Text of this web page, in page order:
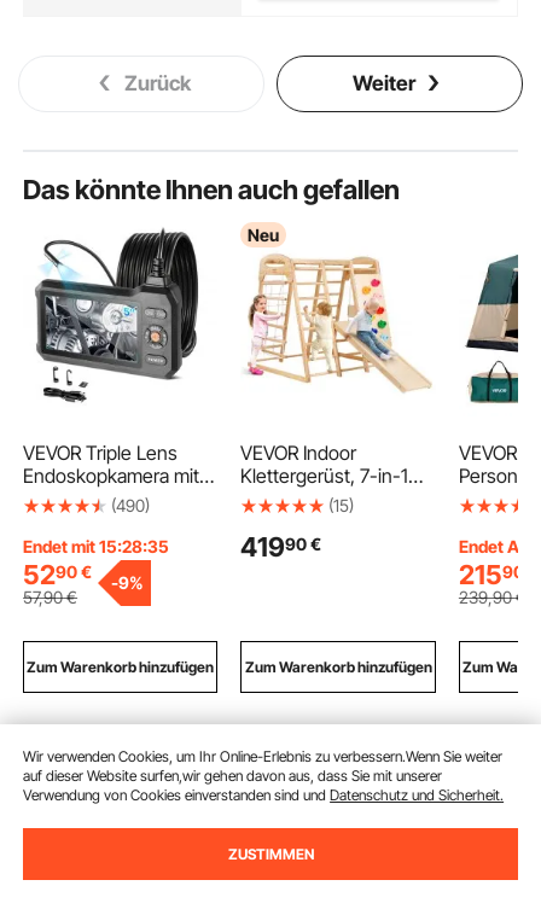
Zurück Weiter
Das könnte Ihnen auch gefallen
VEVOR Triple Lens
Endoskopkamera mit 5
Zoll Bildschirm,
Inspektionskamera mit
5m Kabel 8X Zoom
180° Bildrotation IP67
Wasserdicht, 8mm
Industrie Endoskop mit
Licht für Auto Rohre
(490)
Endet mit 15:28:34
5290€
57,90€
-9%
Zum Warenkorb hinzufügen
Neu
VEVOR Indoor
Klettergerüst, 7-in-1
Multifunktional
Seilleiter, Netzleiter,
Kletterspielzeug für
Kinder im Alter von 2-6
(15)
41990 €
Zum Warenkorb hinzufügen
VEVOR
Pumpe,
Endet
21590
239,90€
Zum
Empfohlene Suchabfragen
schweißtisch schweißvorhang spotter
Wir verwenden Cookies, um Ihr Online-Erlebnis zu verbessern.Wenn Sie weiter
auf dieser Website surfen,wir gehen davon aus, dass Sie mit unserer
Verwendung von Cookies einverstanden sind undDatenschutz und Sicherheit.
ZUSTIMMEN